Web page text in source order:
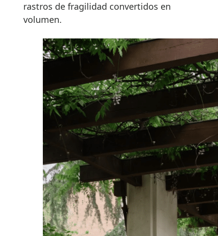
rastros de fragilidad convertidos en
volumen.